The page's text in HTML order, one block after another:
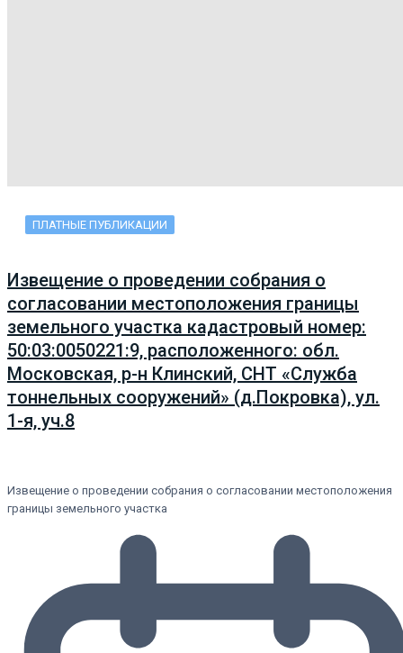
ПЛАТНЫЕ ПУБЛИКАЦИИ
Извещение о проведении собрания о
согласовании местоположения границы
земельного участка кадастровый номер:
50:03:0050221:9, расположенного: обл.
Московская, р-н Клинский, СНТ «Служба
тоннельных сооружений» (д.Покровка), ул.
1-я, уч.8
Извещение о проведении собрания о согласовании местоположения
границы земельного участка